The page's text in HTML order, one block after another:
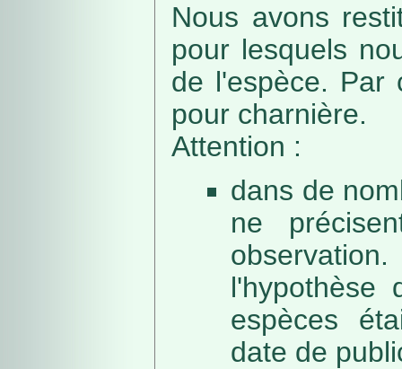
Nous avons
pour lesquels
de l'espèce. Par
pour charnière.
Attention :
dans de
ne
l'hypothèse
espèces
date de